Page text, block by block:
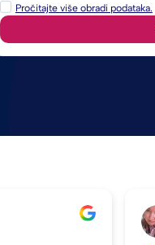
Pročitajte više obradi podataka.